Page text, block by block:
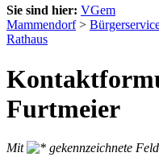
Sie sind hier: VGem
Mammendorf>
Rathaus
Furtmeier
Mit
gekennzeichnete